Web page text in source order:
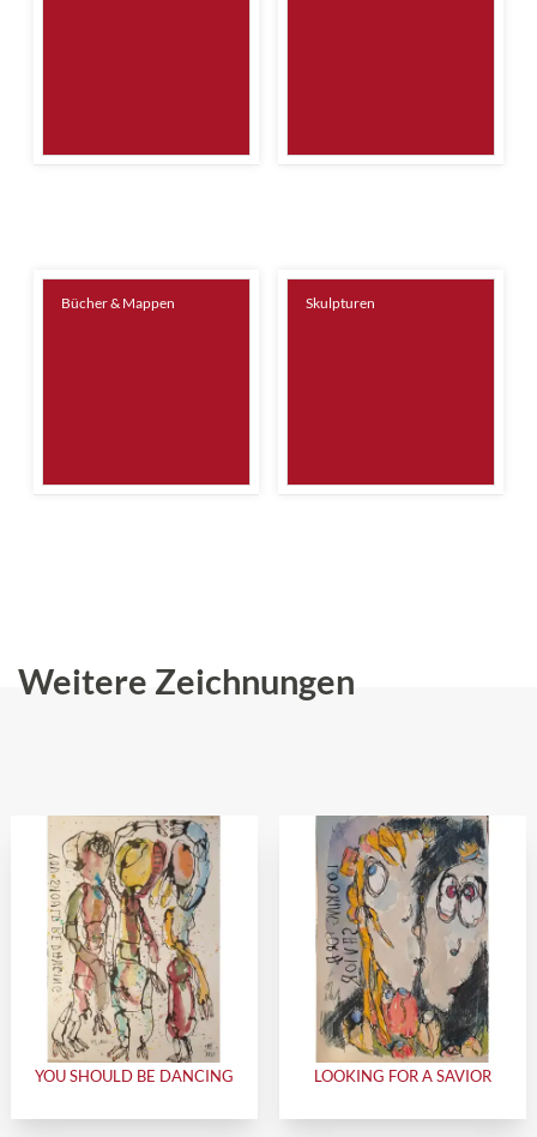
Bücher & Mappen Skulpturen
Weitere Zeichnungen
YOU SHOULD BE DANCING LOOKING FOR A SAVIOR